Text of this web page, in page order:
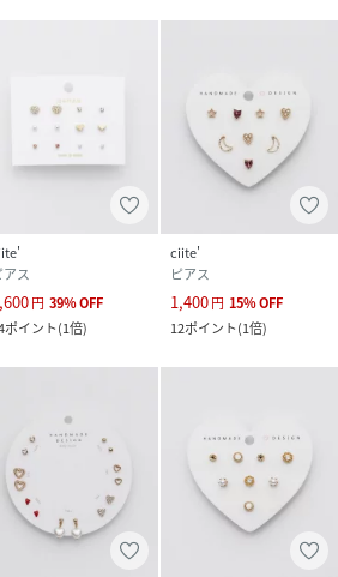
アス
円 39%OFF
ポイント(1倍)
ciite'
ピアス
1,400円 15%OFF
12ポイント(1倍)